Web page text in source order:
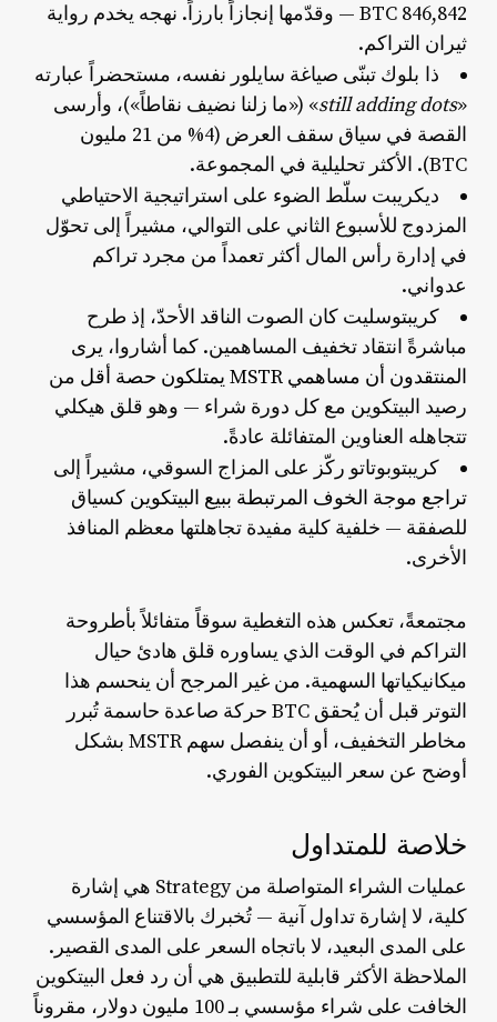
846,842 BTC — وقدّمها إنجازاً بارزاً. نهجه يخدم رواية
ثيران التراكم.
ذا بلوك تبنّى صياغة سايلور نفسه، مستحضراً عبارته
«
still adding dots» («ما زلنا نضيف نقاطاً»)، وأرسى
القصة في سياق سقف العرض (4% من 21 مليون
BTC). الأكثر تحليلية في المجموعة.
ديكريبت سلّط الضوء على استراتيجية الاحتياطي
المزدوج للأسبوع الثاني على التوالي، مشيراً إلى تحوّل
في إدارة رأس المال أكثر تعمداً من مجرد تراكم
عدواني.
كريبتوسليت كان الصوت الناقد الأحدّ، إذ طرح
مباشرةً انتقاد تخفيف المساهمين. كما أشاروا، يرى
المنتقدون أن مساهمي MSTR يمتلكون حصة أقل
من
رصيد البيتكوين مع كل دورة شراء — وهو قلق هيكلي
تتجاهله العناوين المتفائلة عادةً.
كريبتوبوتاتو ركّز على المزاج السوقي، مشيراً إلى
تراجع موجة الخوف المرتبطة ببيع البيتكوين كسياق
للصفقة — خلفية كلية مفيدة تجاهلتها معظم المنافذ
الأخرى.
مجتمعةً، تعكس هذه التغطية سوقاً متفائلاً بأطروحة
التراكم في الوقت الذي يساوره قلق هادئ حيال
ميكانيكياتها السهمية. من غير المرجح أن ينحسم هذا
التوتر قبل أن يُحقق BTC حركة صاعدة حاسمة تُبرر
مخاطر التخفيف، أو أن ينفصل سهم MSTR بشكل
أوضح عن سعر البيتكوين الفوري.
خلاصة للمتداول
عمليات الشراء المتواصلة من Strategy هي إشارة
كلية، لا إشارة تداول آنية — تُخبرك بالاقتناع المؤسسي
على المدى البعيد، لا باتجاه السعر على المدى القصير.
الملاحظة الأكثر قابلية للتطبيق هي أن رد فعل البيتكوين
الخافت على شراء مؤسسي بـ 100 مليون دولار، مقروناً